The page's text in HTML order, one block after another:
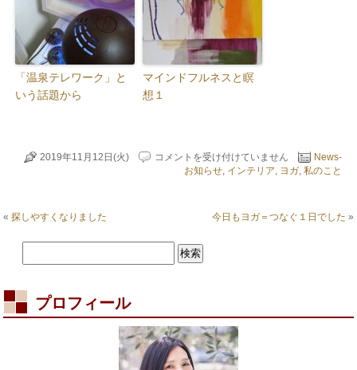
「温泉テレワーク」と
いう話題から
マインドフルネスと瞑
想１
2019年11月12日(火)
ヨ
コメントを受け付けていません
News-
お知らせ, インテリア, ヨガ, 私のこと
«探しやすくなりました 今日もヨガ＝つなぐ１日でした »
プロフィール